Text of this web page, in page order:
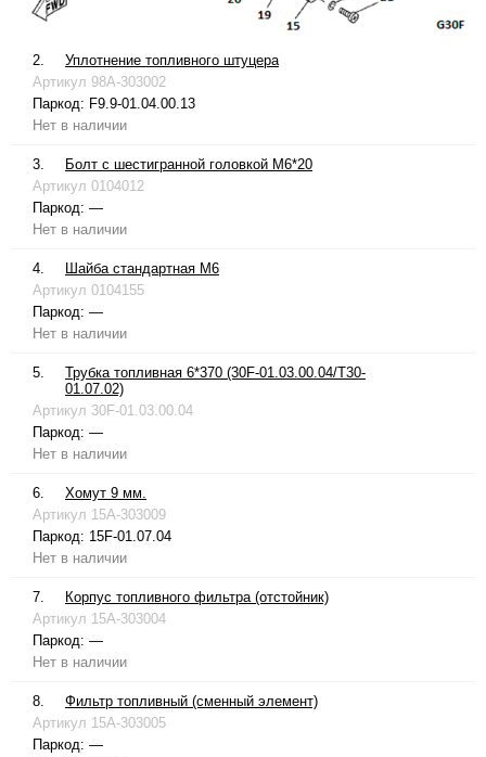
2.
Уплотнение топливного штуцера
Артикул 98A-303002
Паркод: F9.9-01.04.00.13
Нет в наличии
3.
Болт с шестигранной головкой М6*20
Артикул 0104012
Паркод: —
Нет в наличии
4.
Шайба стандартная М6
Артикул 0104155
Паркод: —
Нет в наличии
5.
Трубка топливная 6*370 (30F-01.03.00.04/T30-
01.07.02)
Артикул 30F-01.03.00.04
Паркод: —
Нет в наличии
6.
Хомут 9 мм.
Артикул 15A-303009
Паркод: 15F-01.07.04
Нет в наличии
7.
Корпус топливного фильтра (отстойник)
Артикул 15A-303004
Паркод: —
Нет в наличии
8.
Фильтр топливный (сменный элемент)
Артикул 15A-303005
Паркод: —